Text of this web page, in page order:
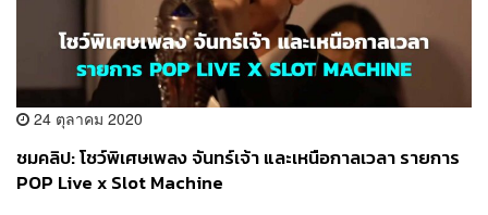
24 ตุลาคม 2020
ชมคลิป: โชว์พิเศษเพลง จันทร์เจ้า และเหนือกาลเวลา รายการ
POP Live x Slot Machine